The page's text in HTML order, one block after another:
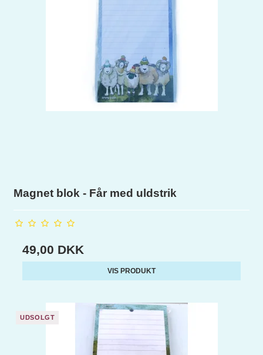
Magnet blok - Får med uldstrik
49,00 DKK
VIS PRODUKT
UDSOLGT